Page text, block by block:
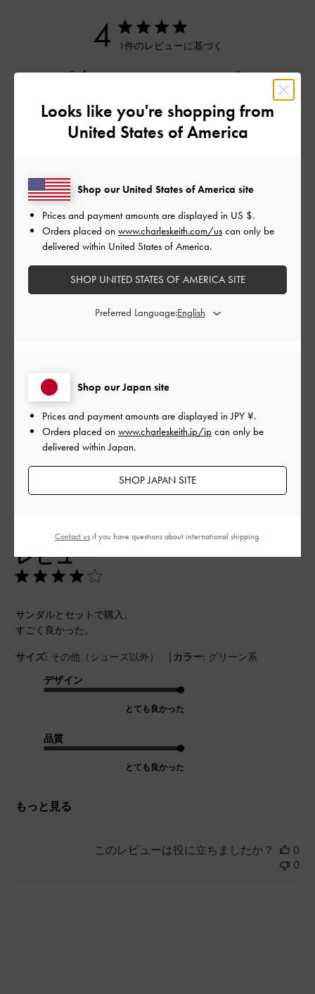
4 1件のレビューに基づく
5
0
3
0
2
0
レビューを書く
デザイン
とても良かった
もっと見る
フィルター
並べ替え: 最新
レビュー
サンダルとセットで購入。
すごく良かった。
サイズ: その他（シューズ以外） | カラー: グリーン系
デザイン
とても良かった
品質
とても良かった
もっと見る
日
このレビューは役に立ちましたか？
0
0
Looks like you're shopping from
United States of America
Shop our Japan site
Prices and payment amounts are displayed inJPY ¥.
Orders placed on www.charleskeith.jp/jp can only be
delivered within Japan.
SHOP JAPAN SITE
Shop our United States of America site
Prices and payment amounts are displayed in US $.
Orders placed on www.charleskeith.com/us can only be
delivered within United States of America.
SHOP UNITED STATES OF AMERICA SITE
Preferred Language:
Contact usif you have questions about international shipping.